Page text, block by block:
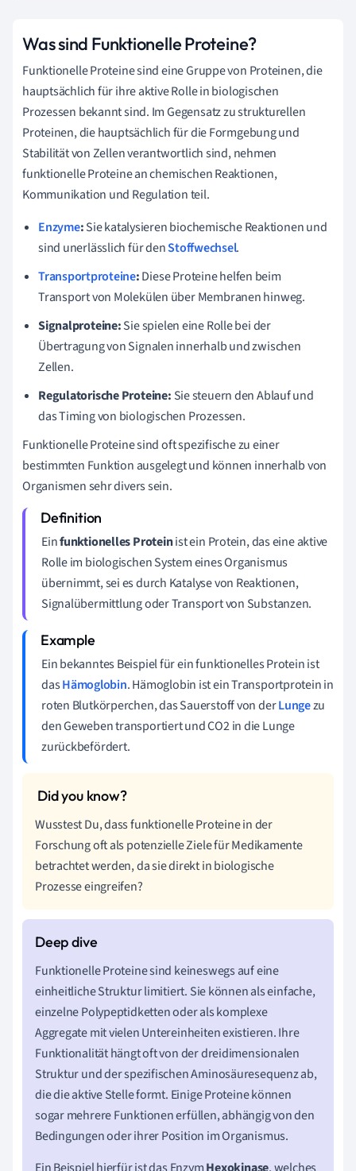
Was sind Funktionelle Proteine?
Funktionelle Proteine sind eine Gruppe von Proteinen, die
hauptsächlich für ihre aktive Rolle in biologischen
Prozessen bekannt sind. Im Gegensatz zu strukturellen
Proteinen, die hauptsächlich für die Formgebung und
Stabilität von Zellen verantwortlich sind, nehmen
funktionelle Proteine an chemischen Reaktionen,
Kommunikation und Regulation teil.
Enzyme:Sie katalysieren biochemische Reaktionen und
sind unerlässlich für denStoffwechsel.
Transportproteine:Diese Proteine helfen beim
Transport von Molekülen über Membranen hinweg.
Signalproteine:Sie spielen eine Rolle bei der
Übertragung von Signalen innerhalb und zwischen
Zellen.
Regulatorische Proteine: Sie steuern den Ablauf und
das Timing von biologischen Prozessen.
Funktionelle Proteine sind oft spezifische zu einer
bestimmten Funktion ausgelegt und können innerhalb von
Organismen sehr divers sein.
Einfunktionelles Proteinist ein Protein, das eine aktive
Rolle im biologischen System eines Organismus
übernimmt, sei es durch Katalyse von Reaktionen,
Signalübermittlung oder Transport von Substanzen.
Ein bekanntes Beispiel für ein funktionelles Protein ist
dasHämoglobin. Hämoglobin ist ein Transportprotein in
roten Blutkörperchen, das Sauerstoff von derLungezu
den Geweben transportiert und CO2 in die Lunge
zurückbefördert.
Wusstest Du, dass funktionelle Proteine in der
Forschung oft als potenzielle Ziele für Medikamente
betrachtet werden, da sie direkt in biologische
Prozesse eingreifen?
Funktionelle Proteine sind keineswegs auf eine
einheitliche Struktur limitiert. Sie können als einfache,
einzelne Polypeptidketten oder als komplexe
Aggregate mit vielen Untereinheiten existieren. Ihre
Funktionalität hängt oft von der dreidimensionalen
Struktur und der spezifischen Aminosäuresequenz ab,
die die aktive Stelle formt. Einige Proteine können
sogar mehrere Funktionen erfüllen, abhängig von den
Bedingungen oder ihrer Position im Organismus.
Ein Beispiel hierfür ist das EnzymHexokinase, welches